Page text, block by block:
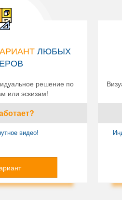
ЛЮБЫХ
решение по
или эскизам!
видео!